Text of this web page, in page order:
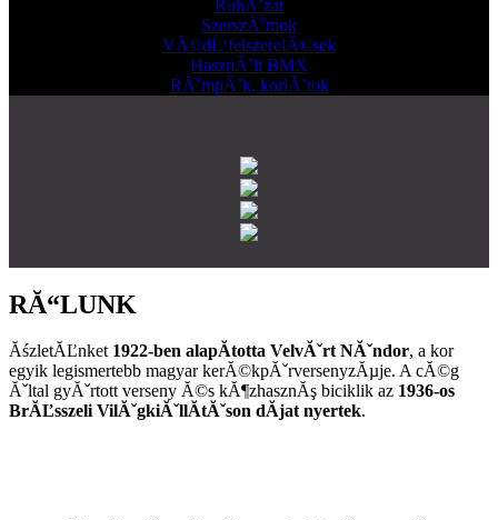
RuhĂˇzat
SzerszĂˇmok
VĂ©dĹ‘felszerelĂ©sek
HasznĂˇlt BMX
RĂˇmpĂˇk, korlĂˇtok
RĂ“LUNK
ĂśzletĂĽnket 1922-ben alapĂ­totta VelvĂˇrt NĂˇndor, a kor
egyik legismertebb magyar kerĂ©kpĂˇrversenyzĂµje. A cĂ©g
Ăˇltal gyĂˇrtott verseny Ă©s kĂ¶zhasznĂş biciklik az 1936-os
BrĂĽsszeli VilĂˇgkiĂˇllĂ­tĂˇson dĂ­jat nyertek.